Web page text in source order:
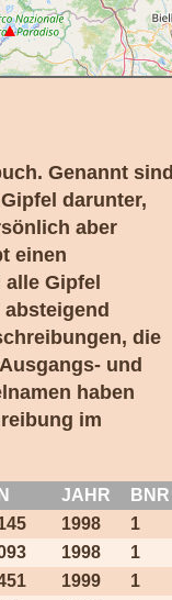
Genannt sind
darunter,
aber
einen
Gipfel
die
und
haben
im
JAHR
BNR
1998
1
1998
1
1999
1